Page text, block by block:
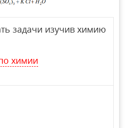
задачи изучив химию
химии